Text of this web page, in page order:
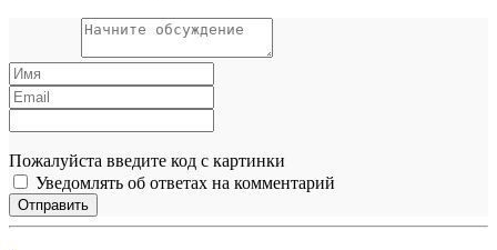
Пожалуйста введите код с картинки
Уведомлять об ответах на комментарий